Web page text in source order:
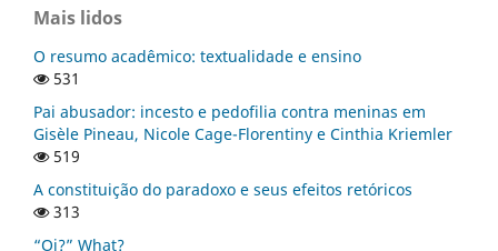
Mais lidos
O resumo acadêmico: textualidade e ensino
531
Pai abusador: incesto e pedofilia contra meninas em
Gisèle Pineau, Nicole Cage-Florentiny e Cinthia Kriemler
519
A constituição do paradoxo e seus efeitos retóricos
313
“Oi?” What?